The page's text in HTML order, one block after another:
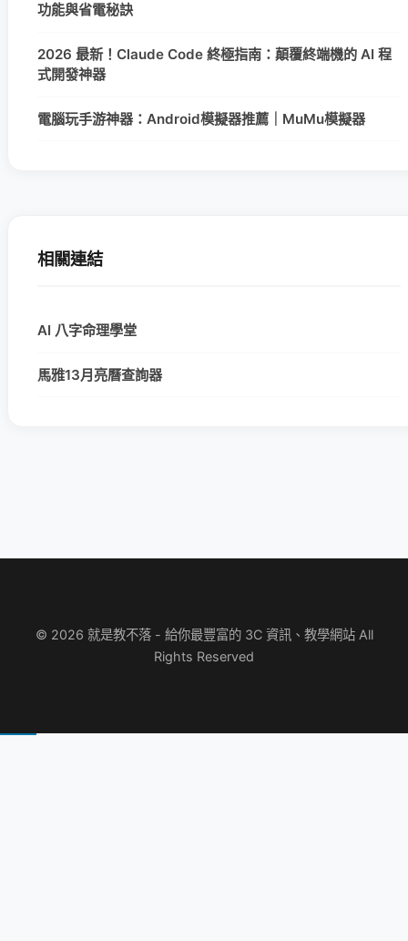
功能與省電秘訣
2026 最新！Claude Code 終極指南：顛覆終端機的 AI 程
式開發神器
電腦玩手游神器：Android模擬器推薦｜MuMu模擬器
相關連結
AI 八字命理學堂
馬雅13月亮曆查詢器
© 2026 就是教不落 - 給你最豐富的 3C 資訊、教學網站 All
Rights Reserved